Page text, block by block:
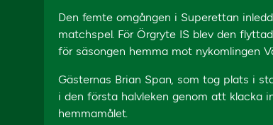
Den femte omgången i Superettan
matchspel. För Örgryte IS blev den
för säsongen hemma mot nykomlingen
Gästernas Brian Span, som tog plats i
i den första halvleken genom att klacka
hemmamålet.